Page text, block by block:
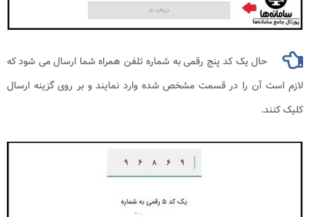
حال یک کد پنج رقمی به شماره تلفن همراه شما ارسال می شود که
لازم است آن را در قسمت مشخص شده وارد نمایند و بر روی گزینه ارسال
کلیک کنند.